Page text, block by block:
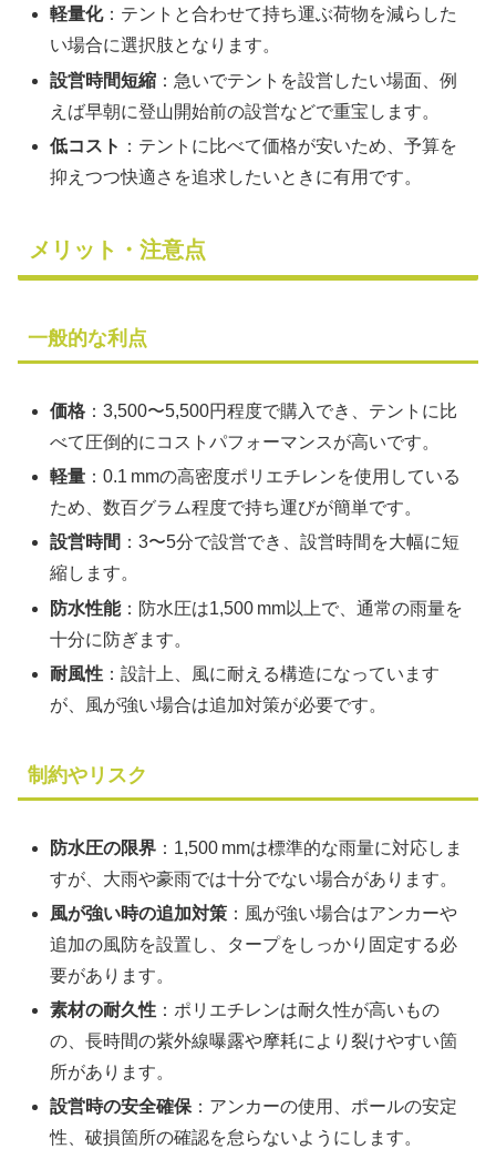
軽量化：テントと合わせて持ち運ぶ荷物を減らした
い場合に選択肢となります。
設営時間短縮 ：急いでテントを設営したい場面、例
えば早朝に登山開始前の設営などで重宝します。
低コスト ：テントに比べて価格が安いため、予算を
抑えつつ快適さを追求したいときに有用です。
メリット・注意点
一般的な利点
価格 ：3,500〜5,500円程度で購入でき、テントに比
べて圧倒的にコストパフォーマンスが高いです。
軽量 ：0.1 mmの高密度ポリエチレンを使用している
ため、数百グラム程度で持ち運びが簡単です。
設営時間 ：3〜5分で設営でき、設営時間を大幅に短
縮します。
防水性能：防水圧は1,500 mm以上で、通常の雨量を
十分に防ぎます。
耐風性 ：設計上、風に耐える構造になっています
が、風が強い場合は追加対策が必要です。
制約やリスク
防水圧の限界 ：1,500 mmは標準的な雨量に対応しま
すが、大雨や豪雨では十分でない場合があります。
風が強い時の追加対策 ：風が強い場合はアンカーや
追加の風防を設置し、タープをしっかり固定する必
要があります。
素材の耐久性 ：ポリエチレンは耐久性が高いもの
の、長時間の紫外線曝露や摩耗により裂けやすい箇
所があります。
設営時の安全確保 ：アンカーの使用、ポールの安定
性、破損箇所の確認を怠らないようにします。